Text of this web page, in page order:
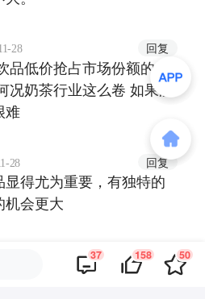
28 回复
低价抢占市场份额的策
况奶茶行业这么卷 如果没
难
28 回复
得尤为重要，有独特的
机会更大
37 158 50